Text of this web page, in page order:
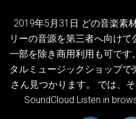
2019年5月31日 どの音楽素
リーの音源を第三者へ向けて
一部を除き商用利用も可です
タルミュージックショップで
さん見つかります。 では、
SoundCloud Listen in